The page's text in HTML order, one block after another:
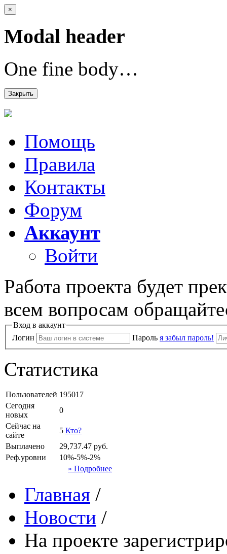
×
Modal header
One fine body…
Закрыть
Помощь
Правила
Контакты
Форум
Аккаунт
Войти
Работа проекта будет
всем вопросам
Вход в аккаунт
Логин
Пароль я забыл пароль!
Статистика
Пользователей 195017
Сегодня
новых
0
Сейчас на
сайте
5 Кто?
Выплачено
29,737.47 руб.
Реф.уровни
10%-5%-2%
» Подробнее
Главная /
Новости /
На проекте